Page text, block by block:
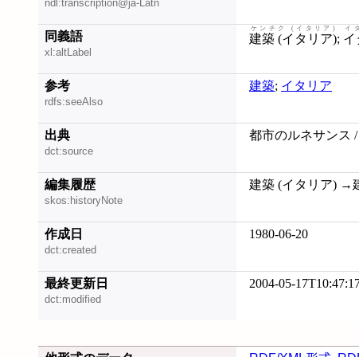
ndl:transcription@ja-Latn
同義語
xl:altLabel
建築 (イタリア)
ケンチク (イタリア)
; イ
イ
参考
rdfs:seeAlso
建築; イタリア
出典
dct:source
都市のルネサンス
編集履歴
skos:historyNote
建築 (イタリア) →
作成日
dct:created
1980-06-20
最終更新日
dct:modified
2004-05-